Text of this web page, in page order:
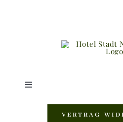
Toggle
VERTRAG